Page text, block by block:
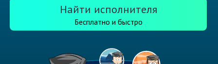
Найти исполнителя
Бесплатно и быстро